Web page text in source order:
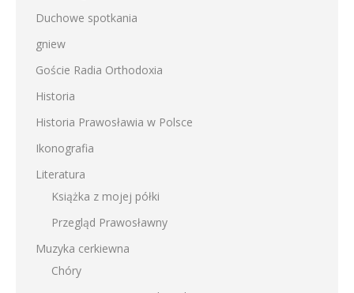
Duchowe spotkania
gniew
Goście Radia Orthodoxia
Historia
Historia Prawosławia w Polsce
Ikonografia
Literatura
Książka z mojej półki
Przegląd Prawosławny
Muzyka cerkiewna
Chóry